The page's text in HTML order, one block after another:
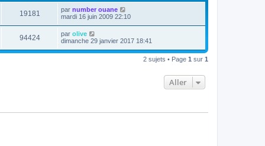
r
m
e
s
s
a
e
19181
u
D
e
i
e
r
par number ouane
mardi 16 juin 2009 22:10
94424V
u
D
e
n
a
par olive
dimanche 29 janvier 2017 18:41
2 sujets • Page 1 sur 1
Aller